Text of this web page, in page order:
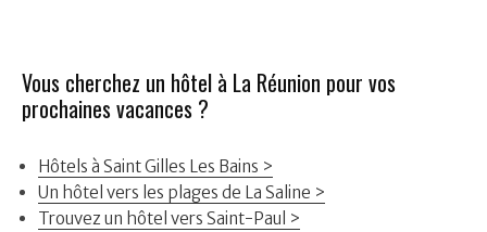
Vous cherchez un hôtel à La Réunion pour vos
prochaines vacances ?
Hôtels à Saint Gilles Les Bains >
Un hôtel vers les plages de La Saline >
Trouvez un hôtel vers Saint-Paul >